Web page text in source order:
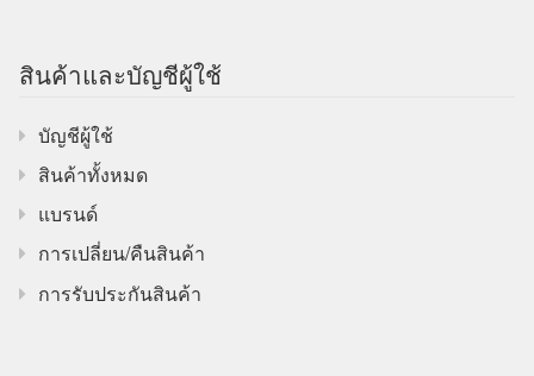
สินค้าและบัญชีผู้ใช้
บัญชีผู้ใช้
สินค้าทั้งหมด
แบรนด์
การเปลี่ยน/คืนสินค้า
การรับประกันสินค้า